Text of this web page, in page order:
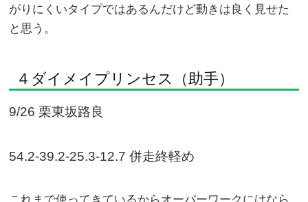
がりにくいタイプではあるんだけど動きは良く見せた
と思う。
４ダイメイプリンセス（助手）
9/26 栗東坂路良
54.2-39.2-25.3-12.7 併走終軽め